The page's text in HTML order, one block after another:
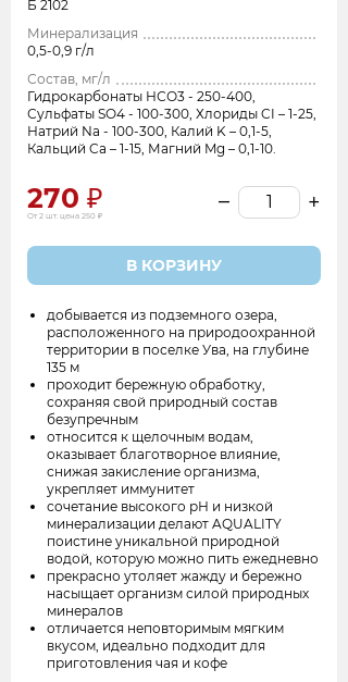
Б 2102
Минерализация
0,5-0,9 г/л
Состав, мг/л
Гидрокарбонаты НСО3 - 250-400,
Сульфаты SO4 - 100-300, Хлориды CI – 1-25,
Натрий Na - 100-300, Калий K – 0,1-5,
Кальций Ca – 1-15, Магний Mg – 0,1-10.
270
От 2 шт. цена 250
– +
В КОРЗИНУ
добывается из подземного озера,
расположенного на природоохранной
территории в поселке Ува, на глубине
135 м
проходит бережную обработку,
сохраняя свой природный состав
безупречным
относится к щелочным водам,
оказывает благотворное влияние,
снижая закисление организма,
укрепляет иммунитет
сочетание высокого рН и низкой
минерализации делают AQUALITY
поистине уникальной природной
водой, которую можно пить ежедневно
прекрасно утоляет жажду и бережно
насыщает организм силой природных
минералов
отличается неповторимым мягким
вкусом, идеально подходит для
приготовления чая и кофе